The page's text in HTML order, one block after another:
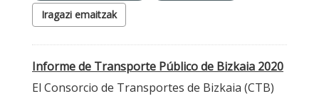
Iragazi emaitzak
Informe de Transporte Público de Bizkaia 2020
El Consorcio de Transportes de Bizkaia (CTB)